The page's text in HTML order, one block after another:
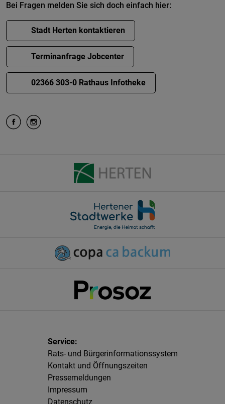
Bei Fragen melden Sie sich doch einfach hier:
Stadt Herten kontaktieren
Terminanfrage Jobcenter
02366 303-0 Rathaus Infotheke
Rats- und Bürgerinformationssystem
Kontakt und Öffnungszeiten
Pressemeldungen
Impressum
Datenschutz